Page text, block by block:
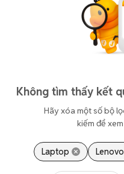
Không tìm thấy kết
Hãy xóa một số bộ
kiếm để
Laptop Lenovo